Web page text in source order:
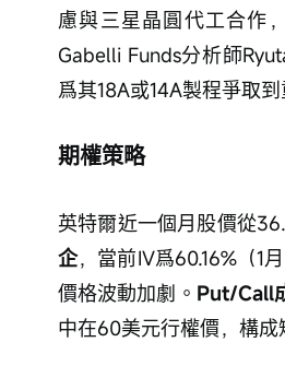
慮與三星晶圓代工合作
Gabelli Funds分析師
爲其18A或14A製程爭取
期權策略
英特爾近一個月股價從
企，當前IV爲60.16%（1
價格波動加劇。 Put/Call
中在60美元行權價，構成